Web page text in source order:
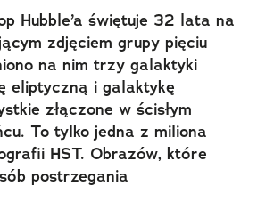
Hubble’a świętuje 32 lata na
zdjęciem grupy pięciu
na nim trzy galaktyki
eliptyczną i galaktykę
złączone w ścisłym
To tylko jedna z miliona
HST. Obrazów, które
postrzegania